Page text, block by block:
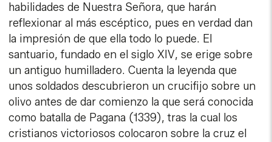
habilidades de Nuestra Señora, que harán
reflexionar al más escéptico, pues en verdad dan
la impresión de que ella todo lo puede. El
santuario, fundado en el siglo XIV, se erige sobre
un antiguo humilladero. Cuenta la leyenda que
unos soldados descubrieron un crucifijo sobre un
olivo antes de dar comienzo la que será conocida
como batalla de Pagana (1339), tras la cual los
cristianos victoriosos colocaron sobre la cruz el